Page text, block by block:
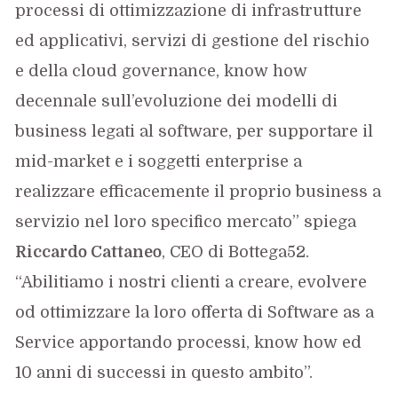
processi di ottimizzazione di infrastrutture
ed applicativi, servizi di gestione del rischio
e della cloud governance, know how
decennale sull’evoluzione dei modelli di
business legati al software, per supportare il
mid-market e i soggetti enterprise a
realizzare efficacemente il proprio business a
servizio nel loro specifico mercato” spiega
Riccardo Cattaneo, CEO di Bottega52.
“Abilitiamo i nostri clienti a creare, evolvere
od ottimizzare la loro offerta di Software as a
Service apportando processi, know how ed
10 anni di successi in questo ambito”.